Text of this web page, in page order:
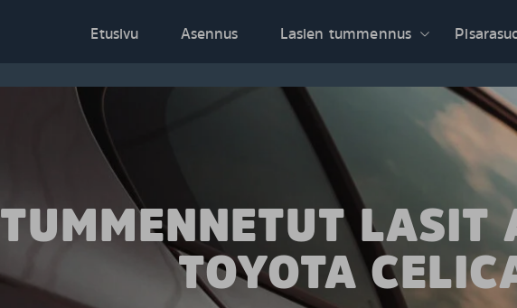
Etusivu
Asennus Lasien tummennus
TUMMENNETUT LASIT
TOYOTA